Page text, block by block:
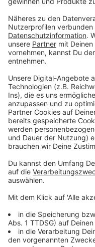
Und so bereitet
Anzeige
Wir
Video-
Wir
Daten
Nutzung des
Zusammen mit Ex-